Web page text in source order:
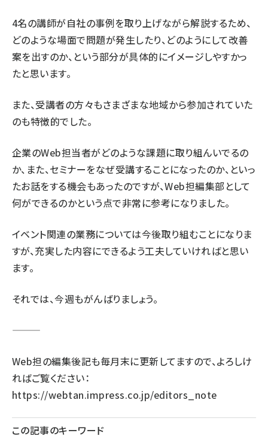
4名の講師が自社の事例を取り上げながら解説するため、
どのような場面で問題が発生したり、どのようにして改善
案を出すのか、という部分が具体的にイメージしやすかっ
たと思います。
また、受講者の方々もさまざまな地域から参加されていた
のも特徴的でした。
企業のWeb担当者がどのような課題に取り組んいでるの
か、また、セミナーをなぜ受講することになったのか、といっ
たお話をする機会もあったのですが、Web担編集部として
何ができるのかという点で非常に参考になりました。
イベント関連の業務については今後取り組むことになりま
すが、充実した内容にできるよう工夫していければと思い
ます。
それでは、今週もがんばりましょう。
Web担の編集後記も毎月末に更新してますので、よろしけ
ればご覧ください：
https://webtan.impress.co.jp/editors_note
この記事のキーワード